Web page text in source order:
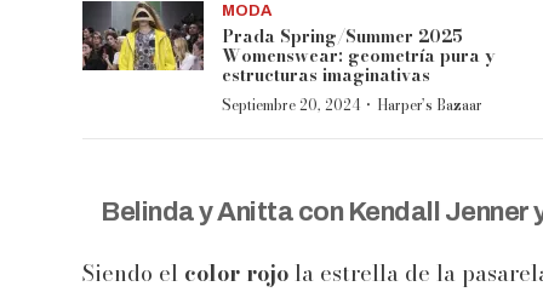
MODA
Prada Spring/Summer 2025
Womenswear: geometría pura y
estructuras imaginativas
Septiembre 20, 2024 · Harper’s Bazaar
Belinda y Anitta con Kendall Jenner
Siendo el color rojo la estrella de la